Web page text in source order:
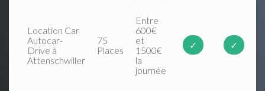
Location Car
Autocar-
Drive à
Attenschwiller
75
Places
Entre
600€
et
1500€
la
journée
✓ ✓